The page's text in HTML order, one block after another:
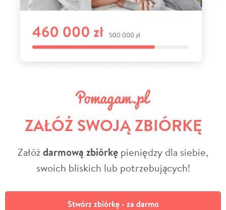
ZAŁÓŻ SWOJĄ ZBIÓRKĘ
Załóżdarmową zbiórkę pieniędzy dla siebie,
swoich bliskich lub potrzebujących!
Stwórz zbiórkę - za darmo